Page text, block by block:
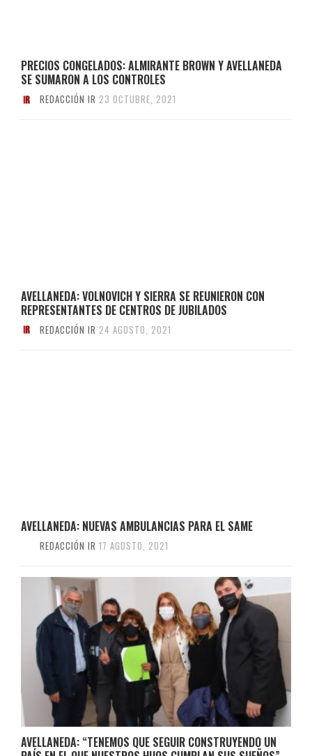
PRECIOS CONGELADOS: ALMIRANTE BROWN Y AVELLANEDA
SE SUMARON A LOS CONTROLES
REDACCIÓN IR 23 OCTUBRE, 2021
AVELLANEDA: VOLNOVICH Y SIERRA SE REUNIERON CON
REPRESENTANTES DE CENTROS DE JUBILADOS
REDACCIÓN IR 24 AGOSTO, 2021
AVELLANEDA: NUEVAS AMBULANCIAS PARA EL SAME
REDACCIÓN IR 17 AGOSTO, 2021
AVELLANEDA: “TENEMOS QUE SEGUIR CONSTRUYENDO UN